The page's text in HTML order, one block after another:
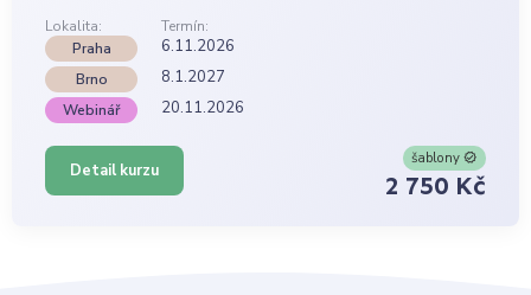
Lokalita:
Termín:
Praha
6.11.2026
Brno 8.1.2027
Webinář 20.11.2026
Detail kurzu
šablony
2 750 Kč